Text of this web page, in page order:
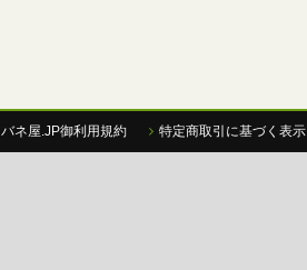
バネ屋.JP御利用規約 特定商取引に基づく表示